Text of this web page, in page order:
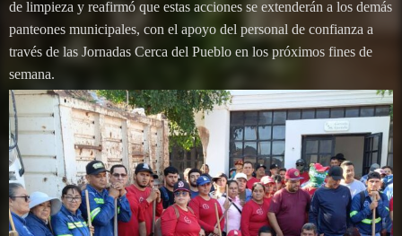
de limpieza y reafirmó que estas acciones se extenderán a los demás
panteones municipales, con el apoyo del personal de confianza a
través de las Jornadas Cerca del Pueblo en los próximos fines de
semana.